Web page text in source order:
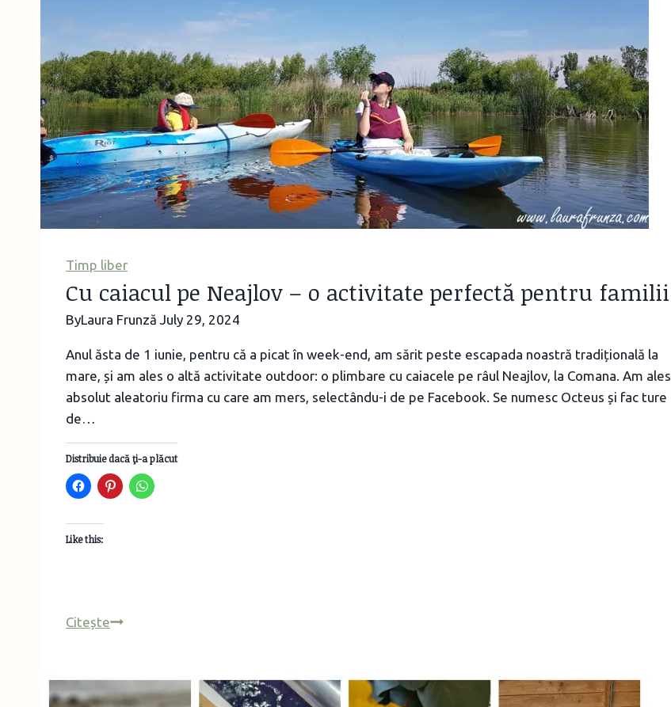
cum
am
ajuns
să
port
mânecă
lungă
vara
Timp liber
Cu caiacul pe Neajlov – o activitate perfectă pentru familii
ByLaura Frunză July 29, 2024
Anul ăsta de 1 iunie, pentru că a picat în week-end, am sărit peste escapada noastră tradițională la
mare, și am ales o altă activitate outdoor: o plimbare cu caiacele pe râul Neajlov, la Comana. Am ales
absolut aleatoriu firma cu care am mers, selectându-i de pe Facebook. Se numesc Octeus și fac ture
de…
Distribuie dacă ţi-a plăcut
Like this:
CiteșteCu
Neajlov